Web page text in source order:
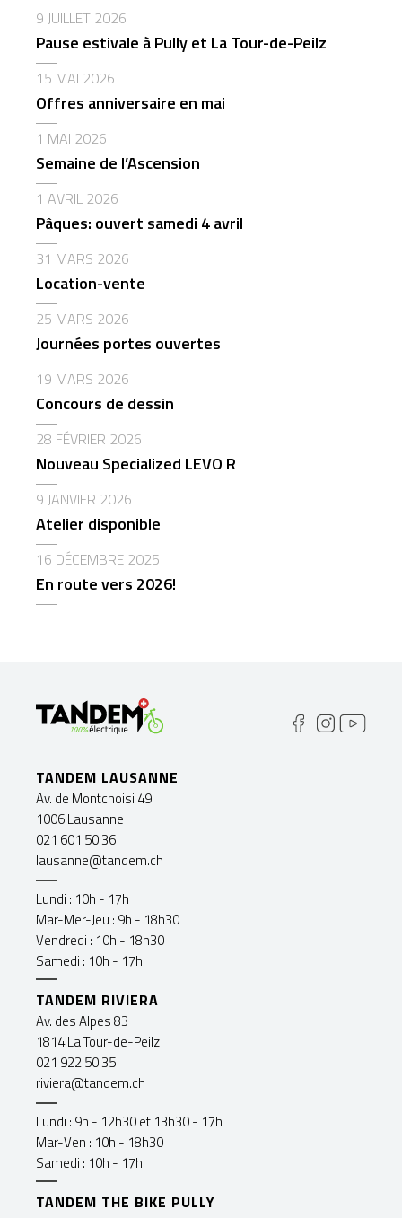
9 JUILLET 2026
Pause estivale à Pully et La Tour-de-Peilz
15 MAI 2026
Offres anniversaire en mai
1 MAI 2026
Semaine de l’Ascension
1 AVRIL 2026
Pâques: ouvert samedi 4 avril
31 MARS 2026
Location-vente
25 MARS 2026
Journées portes ouvertes
19 MARS 2026
Concours de dessin
28 FÉVRIER 2026
Nouveau Specialized LEVO R
9 JANVIER 2026
Atelier disponible
16 DÉCEMBRE 2025
En route vers 2026!
TANDEM LAUSANNE
Av. de Montchoisi 49
1006 Lausanne
021 601 50 36
lausanne@tandem.ch
Lundi : 10h - 17h
Mar-Mer-Jeu : 9h - 18h30
Vendredi : 10h - 18h30
Samedi : 10h - 17h
TANDEM RIVIERA
Av. des Alpes 83
1814 La Tour-de-Peilz
021 922 50 35
riviera@tandem.ch
Lundi : 9h - 12h30 et 13h30 - 17h
Mar-Ven : 10h - 18h30
Samedi : 10h - 17h
TANDEM THE BIKE PULLY